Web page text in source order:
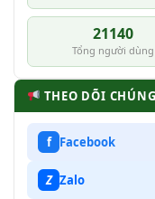
21140
Tổng người dùng
THEO DÕI
f Facebook
Z Zalo